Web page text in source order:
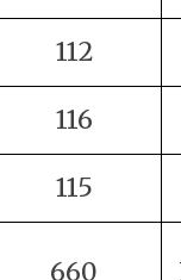
112
116
115
660